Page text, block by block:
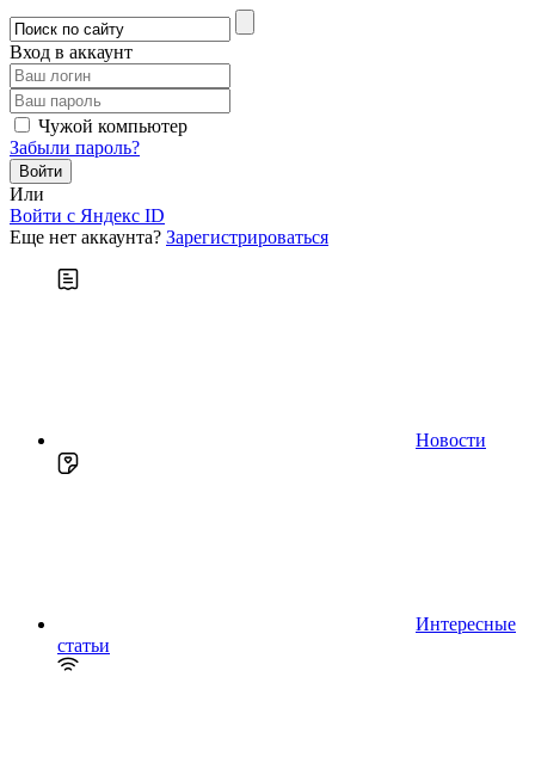
Вход в аккаунт
Чужой компьютер
Забыли пароль?
Или
Войти c Яндекс ID
Еще нет аккаунта? Зарегистрироваться
Новости
Интересные
статьи